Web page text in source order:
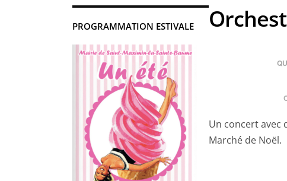
PROGRAMMATION ESTIVALE
Un concert avec
Marché de Noël.